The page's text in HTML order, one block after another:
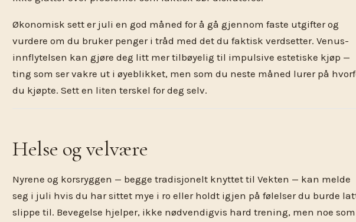
Økonomisk sett er juli en god måned for å gå gjennom faste utgifter og
vurdere om du bruker penger i tråd med det du faktisk verdsetter. Venus-
innflytelsen kan gjøre deg litt mer tilbøyelig til impulsive estetiske kjøp —
ting som ser vakre ut i øyeblikket, men som du neste måned lurer på
du kjøpte. Sett en liten terskel for deg selv.
Helse og velvære
Nyrene og korsryggen — begge tradisjonelt knyttet til Vekten — kan melde
seg i juli hvis du har sittet mye i ro eller holdt igjen på følelser du burde
slippe til. Bevegelse hjelper, ikke nødvendigvis hard trening, men noe som